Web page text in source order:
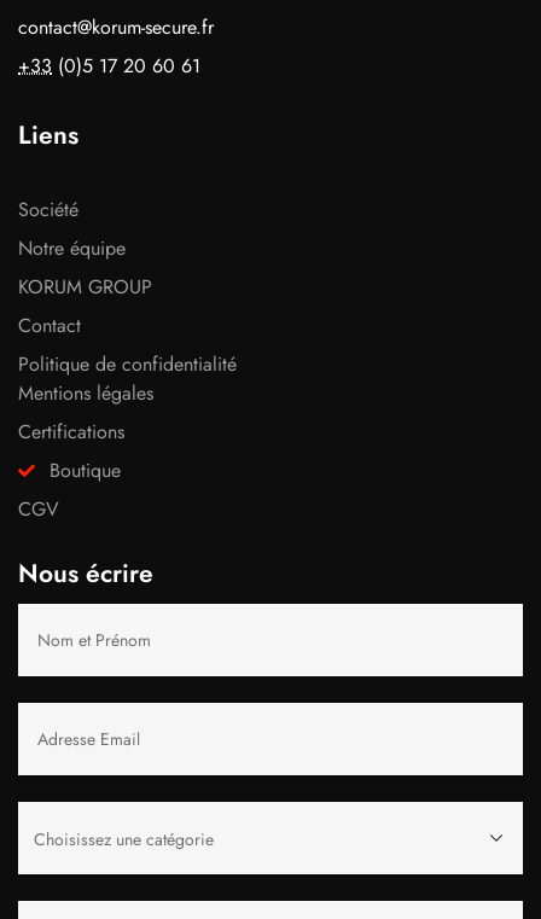
contact@korum-secure.fr
+33 (0)5 17 20 60 61
Liens
Société
Notre équipe
KORUM GROUP
Contact
Politique de confidentialité
Mentions légales
Certifications
Boutique
CGV
Nous écrire